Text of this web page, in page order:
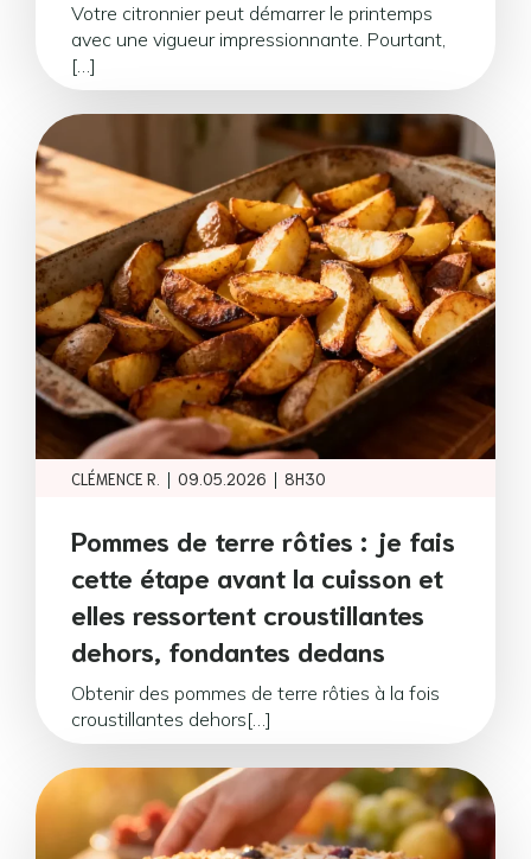
Votre citronnier peut démarrer le printemps
avec une vigueur impressionnante. Pourtant,
[…]
CLÉMENCE R. | 09.05.2026 | 8H30
Pommes de terre rôties : je fais
cette étape avant la cuisson et
elles ressortent croustillantes
dehors, fondantes dedans
Obtenir des pommes de terre rôties à la fois
croustillantes dehors[…]